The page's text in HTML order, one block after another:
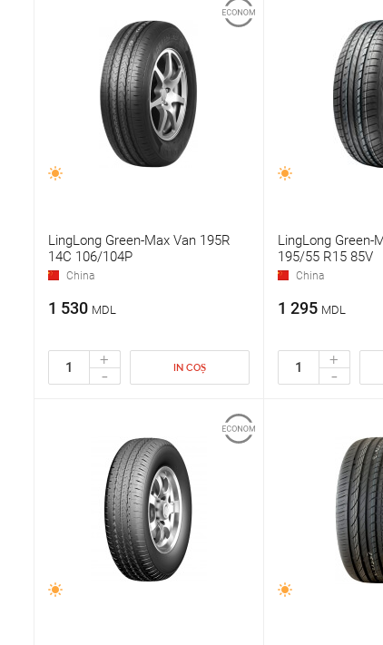
LingLong Green-Max Van 195R
14C 106/104P
China
1 530 MDL
+
- IN COȘ
LingLong Green-
195/55 R15 85V
China
1 295 MDL
+
-